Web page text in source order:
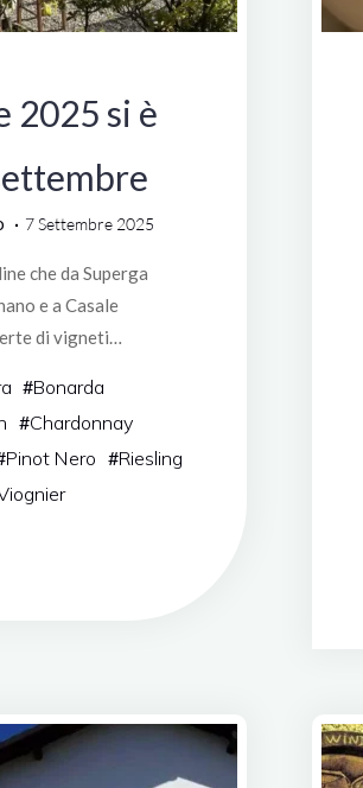
2025 si è
7 Settembre 2025
che da Superga
e a Casale
di vigneti…
#Bonarda
#Chardonnay
Pinot Nero #Riesling